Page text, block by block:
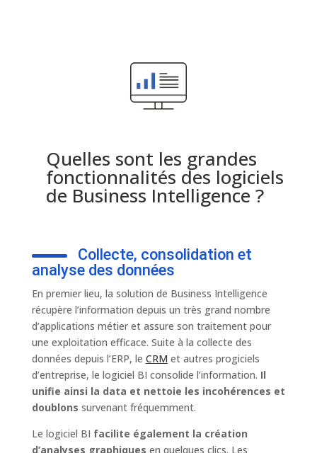
Quelles sont les grandes
fonctionnalités des logiciels
de Business Intelligence ?
Collecte, consolidation et
analyse des données
En premier lieu, la solution de Business Intelligence
récupère l’information depuis un très grand nombre
d’applications métier et assure son traitement pour
une exploitation efficace. Suite à la collecte des
données depuis l’ERP, le CRM et autres progiciels
d’entreprise, le logiciel BI consolide l’information. Il
unifie ainsi la data et nettoie les incohérences et
doublons survenant fréquemment.
Le logiciel BI facilite également la création
d’analyses graphiques en quelques clics. Les